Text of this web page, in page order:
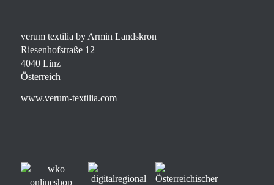
verum textilia by Armin Landskron
Riesenhofstraße 12
4040 Linz
Österreich
www.verum-textilia.com